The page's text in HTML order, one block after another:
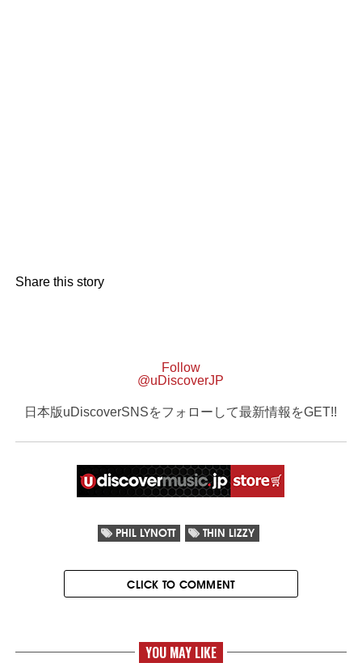
Share this story
Follow
@uDiscoverJP
日本版uDiscoverSNSをフォローして最新情報をGET!!
PHIL LYNOTT THIN LIZZY
CLICK TO COMMENT
YOU MAY LIKE